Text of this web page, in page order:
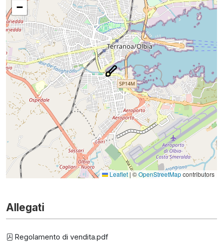
−
Leaflet |©OpenStreetMapcontributors
Allegati
Regolamento di vendita.pdf